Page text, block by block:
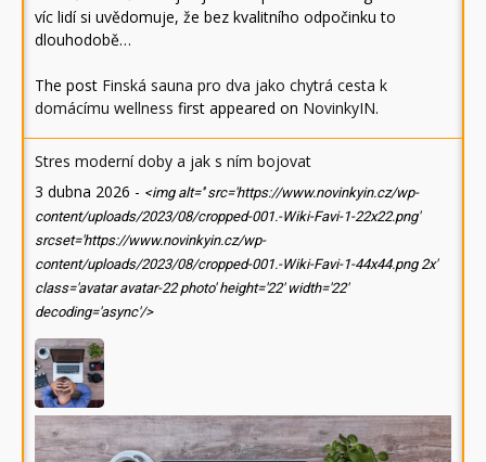
víc lidí si uvědomuje, že bez kvalitního odpočinku to
dlouhodobě…
The post Finská sauna pro dva jako chytrá cesta k
domácímu wellness first appeared on NovinkyIN.
Stres moderní doby a jak s ním bojovat
3 dubna 2026 - <img alt='' src='https://www.novinkyin.cz/wp-
content/uploads/2023/08/cropped-001.-Wiki-Favi-1-22x22.png'
srcset='https://www.novinkyin.cz/wp-
content/uploads/2023/08/cropped-001.-Wiki-Favi-1-44x44.png 2x'
class='avatar avatar-22 photo' height='22' width='22'
decoding='async'/>